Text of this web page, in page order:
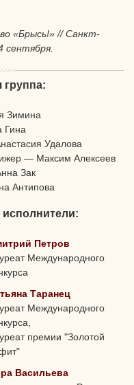
«Брысь!» // Санкт-
сентября.
группа:
Зимина
Гина
Удалова
— Максим Алексеев
Зак
Антипова
Петров
Международного
Таранец
Международного
премии "Золотой
Васильева